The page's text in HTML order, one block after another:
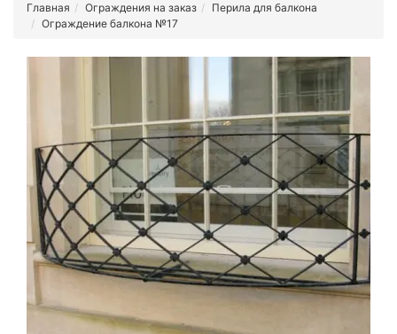
Главная Ограждения на заказ
Перила для балкона
Ограждение балкона №17